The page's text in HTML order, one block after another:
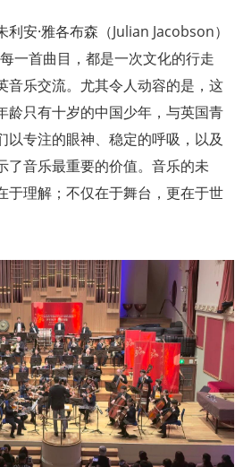
安·雅各布森（Julian Jacobson）
一首曲目，都是一次文化的行走
音乐交流。尤其令人动容的是，这
龄只有十岁的中国少年，与英国青
以专注的眼神、稳定的呼吸，以及
了音乐最重要的价值。音乐的未
于理解；不仅在于舞台，更在于世